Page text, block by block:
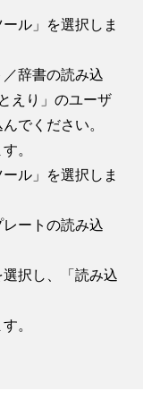
ル」を選択しま
辞書の読み込
えり」のユーザ
でください。
。
ル」を選択しま
ートの読み込
択し、「読み込
。